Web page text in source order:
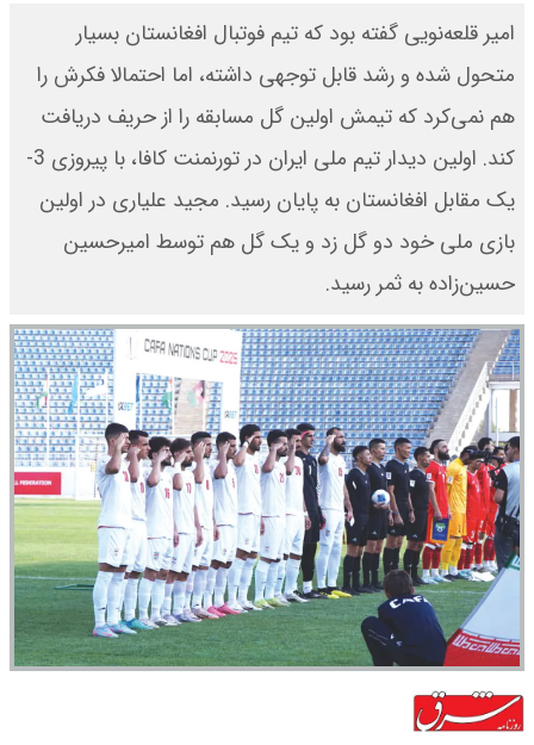
امیر قلعه‌نویی گفته بود که تیم فوتبال افغانستان بسیار
متحول شده و رشد قابل توجهی داشته، اما احتمالا فکرش را
هم نمی‌کرد که تیمش اولین گل مسابقه را از حریف دریافت
کند. اولین دیدار تیم ملی ایران در تورنمنت کافا، با پیروزی 3-
یک مقابل افغانستان به پایان رسید. مجید علیاری در اولین
بازی ملی خود دو گل زد و یک گل هم توسط امیرحسین
حسین‌زاده به ثمر رسید.